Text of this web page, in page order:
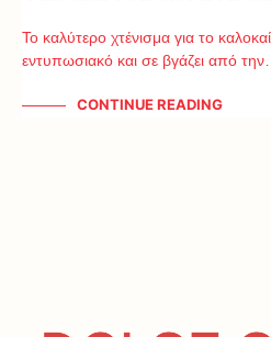
Το καλύτερο χτένισμα για το
εντυπωσιακό και σε βγάζει από
CONTINUE READING